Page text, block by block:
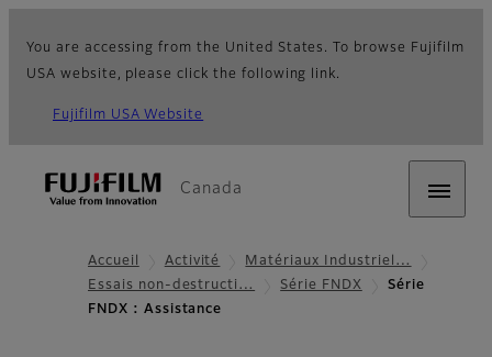
You are accessing from the United States. To browse Fujifilm
USA website, please click the following link.
Fujifilm USA Website
Canada
Accueil Activité
Matériaux Industriel…
Essais non-destructi…
Série FNDX
Série
FNDX : Assistance